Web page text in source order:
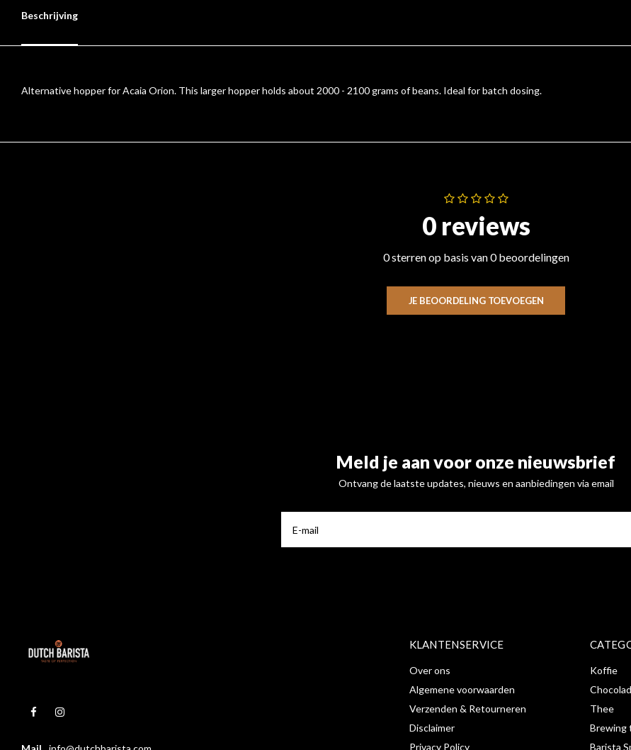
Beschrijving
Alternative hopper forAcaia Orion. This larger hopper holds about 2000 - 2100 grams of beans. Ideal for batch dosing.
0 reviews
0 sterren op basis van 0 beoordelingen
JE BEOORDELING TOEVOEGEN
Meld je aan voor onze nieuwsbrief
Ontvang de laatste updates, nieuws en aanbiedingen via email
KLANTENSERVICE
Over ons
Algemene voorwaarden
Verzenden & Retourneren
Disclaimer
Privacy Policy
Koffie
Thee
Brewing
Barista